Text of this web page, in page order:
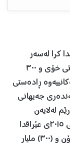
كرا له‌سه‌ر
ئه‌وه‌ی كه‌ هه‌رێم ڕۆژانه‌ ٢٥٠ هه‌زار به‌رمیل نه‌وتی خۆی و ٣٠٠
ڕاده‌ستی
جه‌یهانی
له‌لایه‌ن
به‌غداوه‌، ئه‌م ڕێككه‌وتنه‌ له‌یاسای بودجه‌ی ساڵی ٢٠١٥ی عێراقدا
چه‌سپێنرا، به‌و پێیه‌ ده‌بوو مانگانه‌ زیاتر له‌ (١) ترلیۆن و (٣٠٠) ملیار